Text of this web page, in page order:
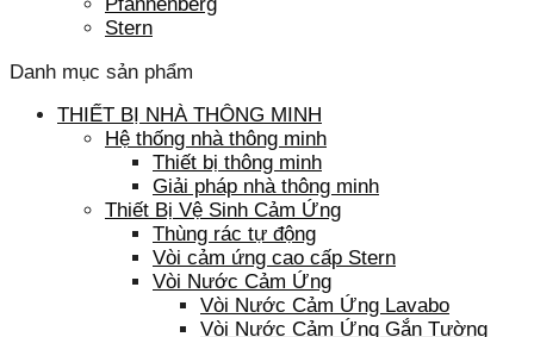
Stern
Danh mục sản phẩm
THIẾT BỊ NHÀ THÔNG MINH
Hệ thống nhà thông minh
Thiết bị thông minh
Giải pháp nhà thông minh
Thiết Bị Vệ Sinh Cảm Ứng
Thùng rác tự động
Vòi cảm ứng cao cấp Stern
Vòi Nước Cảm Ứng
Vòi Nước Cảm Ứng Lavabo
Vòi Nước Cảm Ứng Gắn Tường